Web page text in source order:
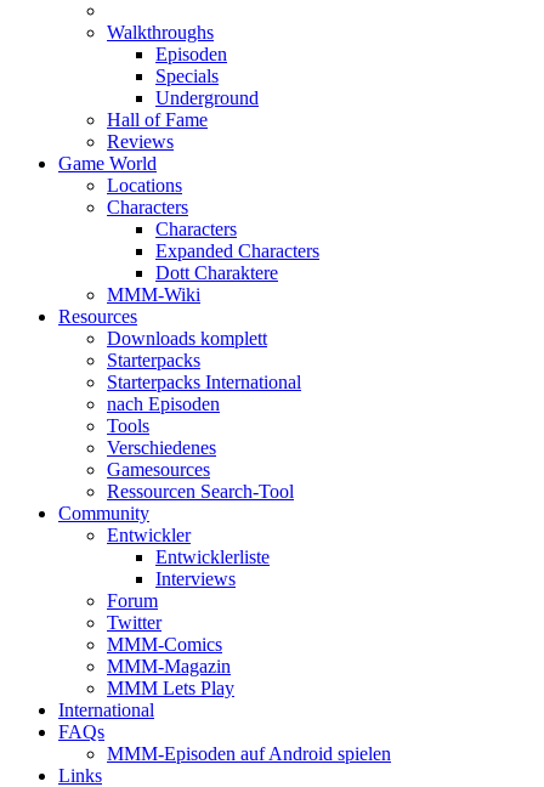
Walkthroughs
Episoden
Specials
Underground
Hall of Fame
Reviews
Game World
Locations
Characters
Characters
Expanded Characters
Dott Charaktere
MMM-Wiki
Resources
Downloads komplett
Starterpacks
Starterpacks International
nach Episoden
Tools
Verschiedenes
Gamesources
Ressourcen Search-Tool
Community
Entwickler
Entwicklerliste
Interviews
Forum
Twitter
MMM-Comics
MMM-Magazin
MMM Lets Play
International
FAQs
MMM-Episoden auf Android spielen
Links